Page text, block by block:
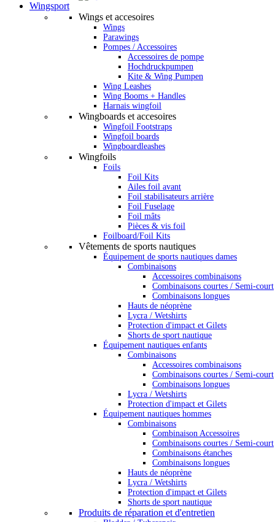
Wingsport
Wings et accesoires
Wings
Parawings
Pompes / Accessoires
Accessoires de pompe
Hochdruckpumpen
Kite & Wing Pumpen
Wing Leashes
Wing Booms + Handles
Harnais wingfoil
Wingboards et accesoires
Wingfoil Footstraps
Wingfoil boards
Wingboardleashes
Wingfoils
Foils
Foil Kits
Ailes foil avant
Foil stabilisateurs arrière
Foil Fuselage
Foil mâts
Pièces & vis foil
Foilboard/Foil Kits
Vêtements de sports nautiques
Équipement de sports nautiques dames
Combinaisons
Accessoires combinaisons
Combinaisons courtes / Semi-court
Combinaisons longues
Hauts de néoprène
Lycra / Wetshirts
Protection d'impact et Gilets
Shorts de sport nautique
Équipement nautiques enfants
Combinaisons
Accessoires combinaisons
Combinaisons courtes / Semi-court
Combinaisons longues
Lycra / Wetshirts
Protection d'impact et Gilets
Équipement nautiques hommes
Combinaisons
Combinaison Accessoires
Combinaisons courtes / Semi-court
Combinaisons étanches
Combinaisons longues
Hauts de néoprène
Lycra / Wetshirts
Protection d'impact et Gilets
Shorts de sport nautique
Produits de réparation et d'entretien